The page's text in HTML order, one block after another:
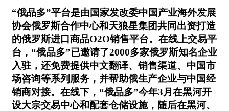
“俄品多”平台是由国家发改委中国产业海外发展
协会俄罗斯合作中心和天狼星集团共同出资打造
的俄罗斯进口商品O2O销售平台。在线上交易平
台，“俄品多”已邀请了2000多家俄罗斯知名企业
入驻，还免费提供中文翻译、销售渠道、中国市
场咨询等系列服务，并帮助俄生产企业与中国经
销商对接。在线下，“俄品多”今年3月在黑河开
设大宗交易中心和配套仓储设施，随后在黑河、